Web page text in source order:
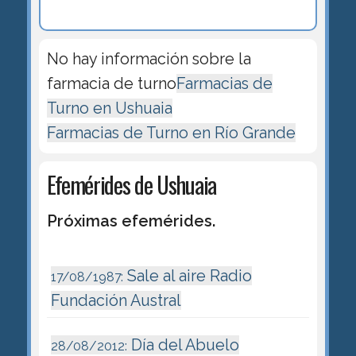
No hay información sobre la
farmacia de turnoFarmacias de
Turno en Ushuaia
Farmacias de Turno en Río Grande
Efemérides de Ushuaia
Próximas efemérides.
17/08/1987: Sale al aire Radio
Fundación Austral
28/08/2012: Día del Abuelo